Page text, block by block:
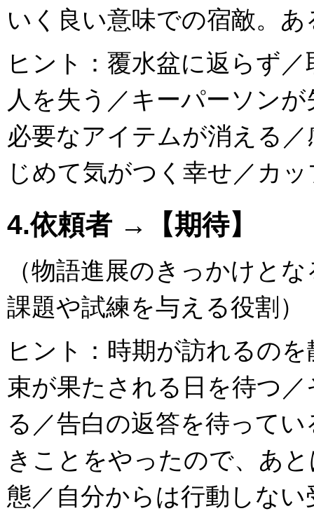
いく良い意味での宿敵。
ヒント：覆水盆に返らず
人を失う／キーパーソン
必要なアイテムが消える
じめて気がつく幸せ／カ
4.依頼者 →【期待】
（物語進展のきっかけと
課題や試練を与える役割）
ヒント：時期が訪れるの
束が果たされる日を待つ
る／告白の返答を待って
きことをやったので、あ
態／自分からは行動しな